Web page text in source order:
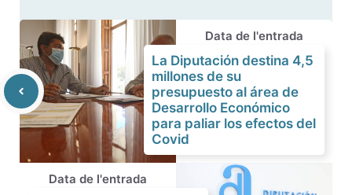
Data de l'entrada
La Diputación destina 4,5
millones de su
presupuesto al área de
Desarrollo Económico
para paliar los efectos del
Covid
Data de l'entrada